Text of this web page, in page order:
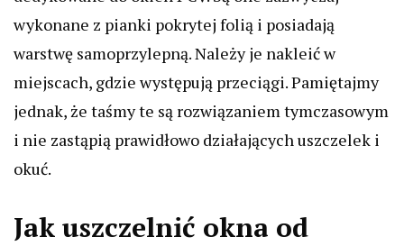
wykonane z pianki pokrytej folią i posiadają
warstwę samoprzylepną. Należy je nakleić w
miejscach, gdzie występują przeciągi. Pamiętajmy
jednak, że taśmy te są rozwiązaniem tymczasowym
i nie zastąpią prawidłowo działających uszczelek i
okuć.
Jak uszczelnić okna od